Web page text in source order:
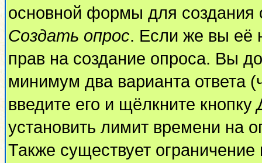
основной формы для
Создать опрос. Если же вы её
прав на создание опроса. Вы
минимум два варианта ответа
введите его и щёлкните кнопку
установить лимит времени на
Также существует ограничение